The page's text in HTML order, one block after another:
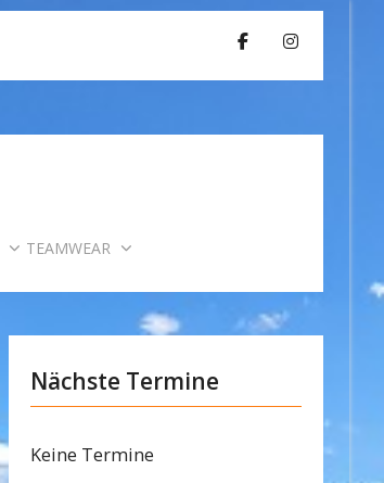
TEAMWEAR
Nächste Termine
Keine Termine